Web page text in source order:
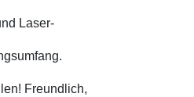
Laser-
Freundlich,